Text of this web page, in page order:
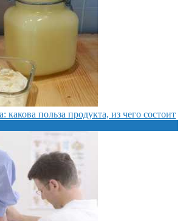
какова польза продукта, из чего состоит